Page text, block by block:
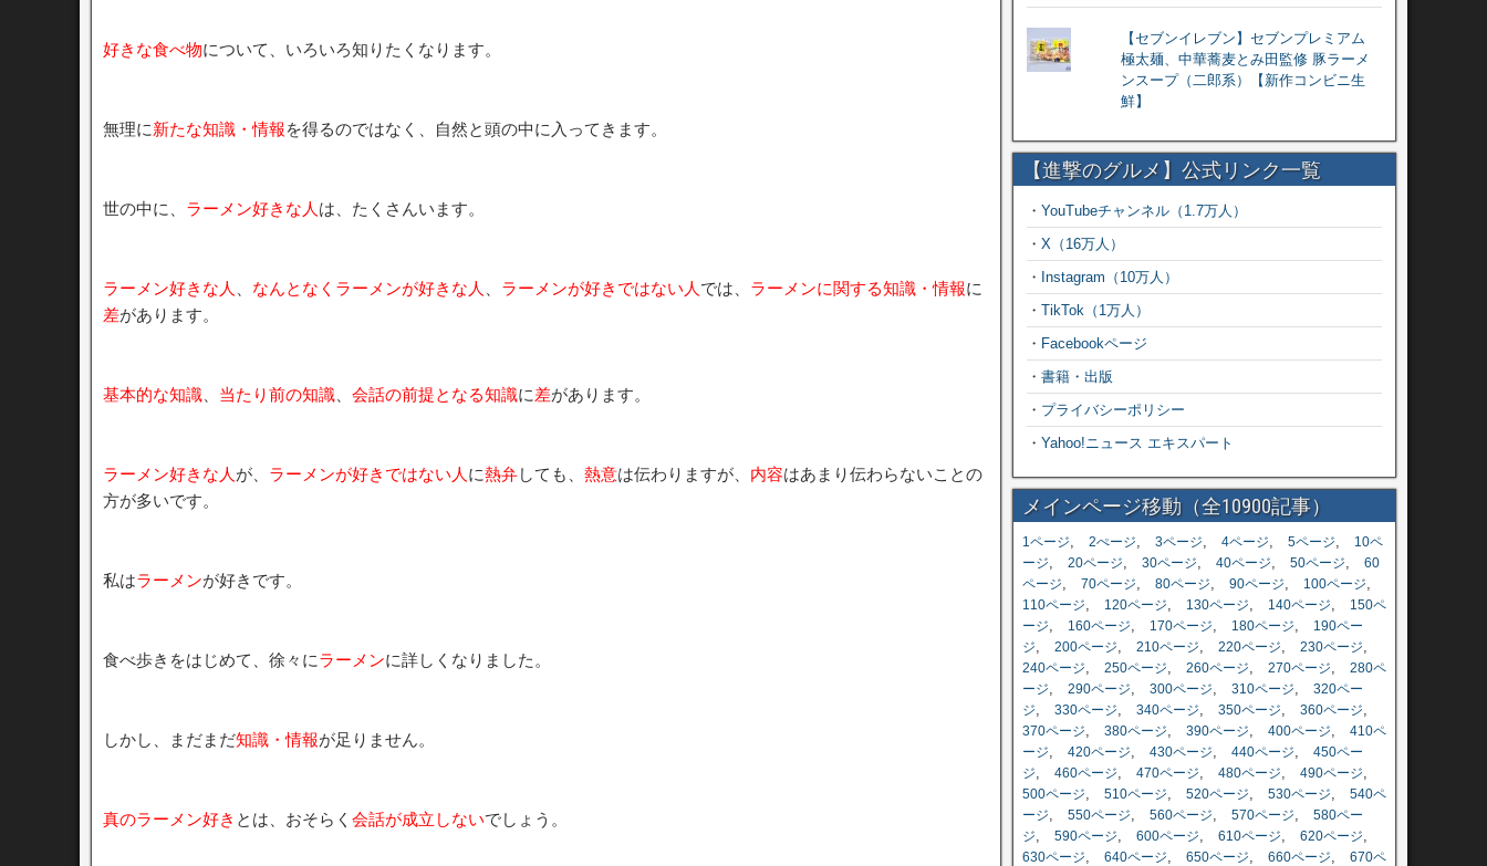
好きな食べ物について、いろいろ知りたくなります。
無理に新たな知識・情報を得るのではなく、自然と頭の中に入ってきます。
世の中に、 ラーメン好きな人 は、たくさんいます。
ラーメン好きな人 なんとなくラーメンが好きな人 ラーメンが好きではない人 では、 ラーメンに関する知識・情報に
差があります。
基本的な知識 当たり前の知識 会話の前提となる知識に差があります。
ラーメン好きな人 が、 ラーメンが好きではない人 に熱弁しても、 熱意は伝わりますが、 内容はあまり伝わらないことの
方が多いです。
私はラーメンが好きです。
食べ歩きをはじめて、徐々にラーメンに詳しくなりました。
しかし、まだまだ知識・情報が足りません。
真のラーメン好き とは、おそらく 会話が成立しないでしょう。
【セブンイレブン】セブンプレミアム
極太麺、中華蕎麦とみ田監修 豚ラーメ
ンスープ（二郎系）【新作コンビニ生
鮮】
【進撃のグルメ】公式リンク一覧
・ YouTubeチャンネル（1.7万人）
・ X（16万人）
・ Instagram（10万人）
・ TikTok（1万人）
・ Facebookページ
・ 書籍・出版
・ プライバシーポリシー
・ Yahoo!ニュース エキスパート
メインページ移動（全10900記事）
1ページ, 2ぺージ, 3ページ, 4ページ, 5ページ,
10ペ
ージ, 20ページ, 30ページ, 40ページ, 50ページ, 60
ページ, 70ページ, 80ページ, 90ページ, 100ページ,
110ページ, 120ページ, 130ページ, 140ページ,
150ペ
ージ, 160ページ, 170ページ, 180ページ,
190ペー
ジ, 200ページ, 210ページ, 220ページ, 230ページ,
240ページ, 250ページ, 260ページ, 270ページ, 280ペ
ージ, 290ページ, 300ページ, 310ページ, 320ペー
ジ, 330ページ, 340ページ, 350ページ, 360ページ,
370ページ, 380ページ, 390ページ, 400ページ, 410ペ
ージ, 420ページ, 430ページ, 440ページ, 450ペー
ジ, 460ページ, 470ページ, 480ページ, 490ページ,
500ページ, 510ページ, 520ページ, 530ページ, 540ペ
ージ, 550ページ, 560ページ, 570ページ, 580ペー
ジ, 590ページ, 600ページ, 610ページ, 620ページ,
630ページ, 640ページ, 650ページ, 660ページ, 670ペ